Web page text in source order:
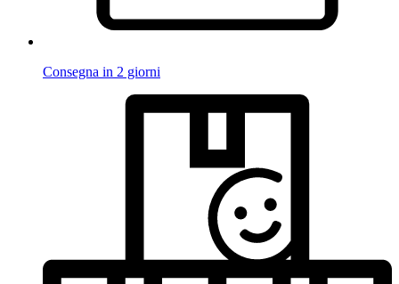
Consegna in 2 giorni